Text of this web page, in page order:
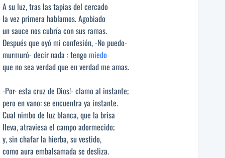
A su luz, tras las tapias del cercado
la vez primera hablamos. Agobiado
un sauce nos cubría con sus ramas.
Después que oyó mi confesión, -No puedo-
murmuró- decir nada : tengo miedo
que no sea verdad que en verdad me amas.
-Por· esta cruz de Dios!- clamo al instante;
pero en vano: se encuentra ya instante.
Cual nimbo de luz blanca, que la brisa
lleva, atraviesa el campo adormecido;
y, sin chafar la hierba, su vestido,
como aura embalsamada se desliza.